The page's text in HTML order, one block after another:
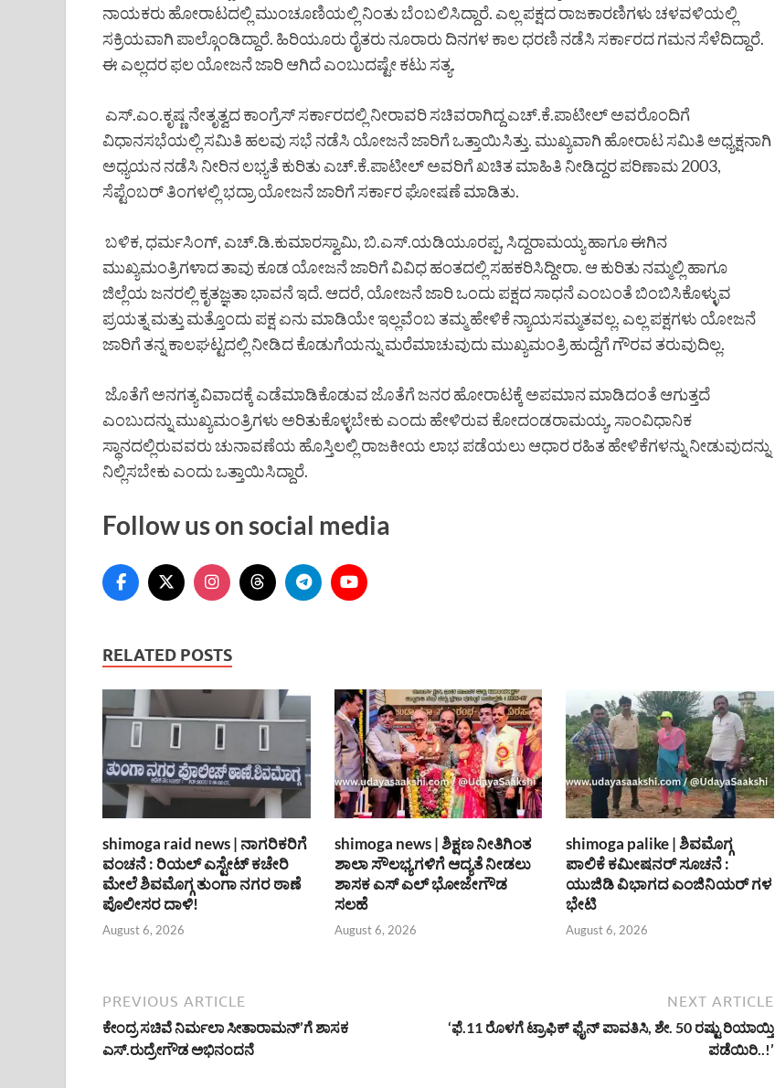
ನಾಯಕರು ಹೋರಾಟದಲ್ಲಿ ಮುಂಚೂಣಿಯಲ್ಲಿ ನಿಂತು ಬೆಂಬಲಿಸಿದ್ದಾರೆ. ಎಲ್ಲ ಪಕ್ಷದ ರಾಜಕಾರಣಿಗಳು ಚಳವಳಿಯಲ್ಲಿ
ಸಕ್ರಿಯವಾಗಿ ಪಾಲ್ಗೊಂಡಿದ್ದಾರೆ. ಹಿರಿಯೂರು ರೈತರು ನೂರಾರು ದಿನಗಳ ಕಾಲ ಧರಣಿ ನಡೆಸಿ ಸರ್ಕಾರದ ಗಮನ ಸೆಳೆದಿದ್ದಾರೆ.
ಈ ಎಲ್ಲದರ ಫಲ ಯೋಜನೆ ಜಾರಿ ಆಗಿದೆ ಎಂಬುದಷ್ಟೇ ಕಟು ಸತ್ಯ.
ಎಸ್.ಎಂ.ಕೃಷ್ಣ ನೇತೃತ್ವದ ಕಾಂಗ್ರೆಸ್ ಸರ್ಕಾರದಲ್ಲಿ ನೀರಾವರಿ ಸಚಿವರಾಗಿದ್ದ ಎಚ್.ಕೆ.ಪಾಟೀಲ್ ಅವರೊಂದಿಗೆ
ವಿಧಾನಸಭೆಯಲ್ಲಿ ಸಮಿತಿ ಹಲವು ಸಭೆ ನಡೆಸಿ ಯೋಜನೆ ಜಾರಿಗೆ ಒತ್ತಾಯಿಸಿತ್ತು. ಮುಖ್ಯವಾಗಿ ಹೋರಾಟ ಸಮಿತಿ ಅಧ್ಯಕ್ಷನಾಗಿ
ಅಧ್ಯಯನ ನಡೆಸಿ ನೀರಿನ ಲಭ್ಯತೆ ಕುರಿತು ಎಚ್.ಕೆ.ಪಾಟೀಲ್ ಅವರಿಗೆ ಖಚಿತ ಮಾಹಿತಿ ನೀಡಿದ್ದರ ಪರಿಣಾಮ 2003,
ಸೆಪ್ಟೆಂಬರ್ ತಿಂಗಳಲ್ಲಿ ಭದ್ರಾ ಯೋಜನೆ ಜಾರಿಗೆ ಸರ್ಕಾರ ಘೋಷಣೆ ಮಾಡಿತು.
ಬಳಿಕ, ಧರ್ಮಸಿಂಗ್, ಎಚ್.ಡಿ.ಕುಮಾರಸ್ವಾಮಿ, ಬಿ.ಎಸ್.ಯಡಿಯೂರಪ್ಪ, ಸಿದ್ದರಾಮಯ್ಯ ಹಾಗೂ ಈಗಿನ
ಮುಖ್ಯಮಂತ್ರಿಗಳಾದ ತಾವು ಕೂಡ ಯೋಜನೆ ಜಾರಿಗೆ ವಿವಿಧ ಹಂತದಲ್ಲಿ ಸಹಕರಿಸಿದ್ದೀರಾ. ಆ ಕುರಿತು ನಮ್ಮಲ್ಲಿ ಹಾಗೂ
ಜಿಲ್ಲೆಯ ಜನರಲ್ಲಿ ಕೃತಜ್ಞತಾ ಭಾವನೆ ಇದೆ. ಆದರೆ, ಯೋಜನೆ ಜಾರಿ ಒಂದು ಪಕ್ಷದ ಸಾಧನೆ ಎಂಬಂತೆ ಬಿಂಬಿಸಿಕೊಳ್ಳುವ
ಪ್ರಯತ್ನ ಮತ್ತು ಮತ್ತೊಂದು ಪಕ್ಷ ಏನು ಮಾಡಿಯೇ ಇಲ್ಲವೆಂಬ ತಮ್ಮ ಹೇಳಿಕೆ ನ್ಯಾಯಸಮ್ಮತವಲ್ಲ. ಎಲ್ಲ ಪಕ್ಷಗಳು ಯೋಜನೆ
ಜಾರಿಗೆ ತನ್ನ ಕಾಲಘಟ್ಟದಲ್ಲಿ ನೀಡಿದ ಕೊಡುಗೆಯನ್ನು ಮರೆಮಾಚುವುದು ಮುಖ್ಯಮಂತ್ರಿ ಹುದ್ದೆಗೆ ಗೌರವ ತರುವುದಿಲ್ಲ.
ಜೊತೆಗೆ ಅನಗತ್ಯ ವಿವಾದಕ್ಕೆ ಎಡೆಮಾಡಿಕೊಡುವ ಜೊತೆಗೆ ಜನರ ಹೋರಾಟಕ್ಕೆ ಅಪಮಾನ ಮಾಡಿದಂತೆ ಆಗುತ್ತದೆ
ಎಂಬುದನ್ನು ಮುಖ್ಯಮಂತ್ರಿಗಳು ಅರಿತುಕೊಳ್ಳಬೇಕು ಎಂದು ಹೇಳಿರುವ ಕೋದಂಡರಾಮಯ್ಯ, ಸಾಂವಿಧಾನಿಕ
ಸ್ಥಾನದಲ್ಲಿರುವವರು ಚುನಾವಣೆಯ ಹೊಸ್ತಿಲಲ್ಲಿ ರಾಜಕೀಯ ಲಾಭ ಪಡೆಯಲು ಆಧಾರ ರಹಿತ ಹೇಳಿಕೆಗಳನ್ನು ನೀಡುವುದನ್ನು
ನಿಲ್ಲಿಸಬೇಕು ಎಂದು ಒತ್ತಾಯಿಸಿದ್ದಾರೆ.
Follow us on social media
RELATED POSTS
shimoga raid news | ನಾಗರಿಕರಿಗೆ
ವಂಚನೆ : ರಿಯಲ್ ಎಸ್ಟೇಟ್ ಕಚೇರಿ
ಮೇಲೆ ಶಿವಮೊಗ್ಗ ತುಂಗಾ ನಗರ ಠಾಣೆ
ಪೊಲೀಸರ ದಾಳಿ!
August 6, 2026
shimoga news | ಶಿಕ್ಷಣ ನೀತಿಗಿಂತ
ಶಾಲಾ ಸೌಲಭ್ಯಗಳಿಗೆ ಆದ್ಯತೆ ನೀಡಲು
ಶಾಸಕ ಎಸ್ ಎಲ್ ಭೋಜೇಗೌಡ
ಸಲಹೆ
August 6, 2026
shimoga palike | ಶಿವಮೊಗ್ಗ
ಪಾಲಿಕೆ ಕಮೀಷನರ್ ಸೂಚನೆ :
ಯುಜಿಡಿ ವಿಭಾಗದ ಎಂಜಿನಿಯರ್ ಗಳ
ಭೇಟಿ
August 6, 2026
PREVIOUS ARTICLE
ಕೇಂದ್ರ ಸಚಿವೆ ನಿರ್ಮಲಾ ಸೀತಾರಾಮನ್’ಗೆ ಶಾಸಕ
ಎಸ್.ರುದ್ರೇಗೌಡ ಅಭಿನಂದನೆ
NEXT ARTICLE
‘ಫೆ.11 ರೊಳಗೆ ಟ್ರಾಫಿಕ್ ಫೈನ್ ಪಾವತಿಸಿ, ಶೇ. 50 ರಷ್ಟು ರಿಯಾಯ್ತಿ
ಪಡೆಯಿರಿ..!’